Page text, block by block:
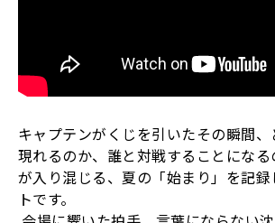
キャプテンがくじを引いたその瞬間
現れるのか、誰と対戦することになる
が入り混じる、夏の「始まり」を記
トです。